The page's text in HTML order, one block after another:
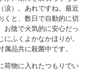
涙）。あれですね。最近
くと、数日で自動的に切
お陰で火気的に安心だっ
ふくよかなかほりが。
品共に殺菌中です。
荷物に入れたつもりでい